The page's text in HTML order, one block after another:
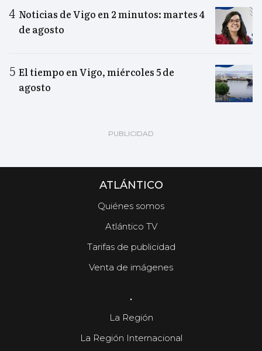
Noticias de Vigo en 2 minutos: martes 4
de agosto
El tiempo en Vigo, miércoles 5 de
agosto
ATLÁNTICO
Quiénes somos
Atlántico TV
Tarifas de publicidad
Venta de imágenes
.
La Región
La Región Internacional